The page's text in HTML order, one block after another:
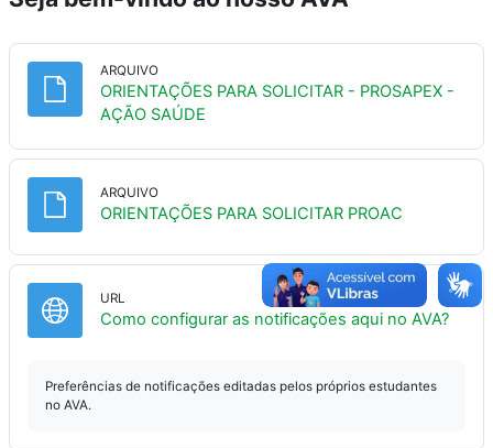
ARQUIVO
ORIENTAÇÕES PARA SOLICITAR - PROSAPEX -
AÇÃO SAÚDE
ARQUIVO
ORIENTAÇÕES PARA SOLICITAR PROAC
URL
Como configurar as notificações aqui no AVA?URL
Preferências de notificações editadas pelos próprios estudantes
no AVA.